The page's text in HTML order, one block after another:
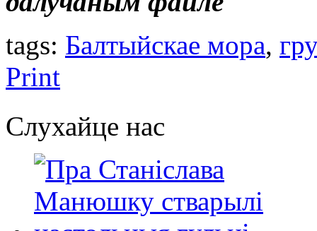
tags: Балтыйскаe мора,
Print
Слухайце нас